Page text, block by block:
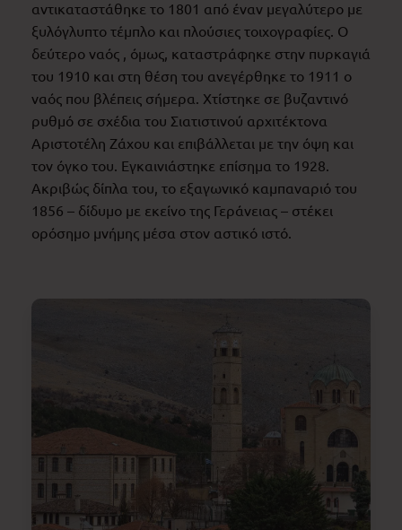
αντικαταστάθηκε το 1801 από έναν μεγαλύτερο με
ξυλόγλυπτο τέμπλο και πλούσιες τοιχογραφίες. Ο
δεύτερο ναός , όμως, καταστράφηκε στην πυρκαγιά
του 1910 και στη θέση του ανεγέρθηκε το 1911 ο
ναός που βλέπεις σήμερα. Χτίστηκε σε βυζαντινό
ρυθμό σε σχέδια του Σιατιστινού αρχιτέκτονα
Αριστοτέλη Ζάχου και επιβάλλεται με την όψη και
τον όγκο του. Εγκαινιάστηκε επίσημα το 1928.
Ακριβώς δίπλα του, το εξαγωνικό καμπαναριό του
1856 – δίδυμο με εκείνο της Γεράνειας – στέκει
ορόσημο μνήμης μέσα στον αστικό ιστό.